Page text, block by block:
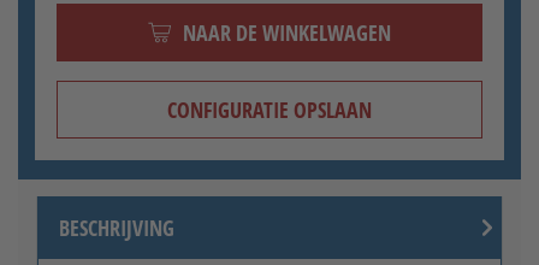
NAAR DE WINKELWAGEN
CONFIGURATIE OPSLAAN
BESCHRIJVING